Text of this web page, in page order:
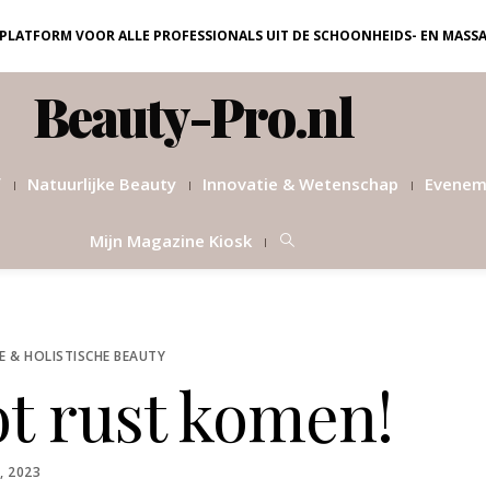
VOOR ALLE PROFESSIONALS UIT DE SCHOONHEIDS- EN
Beauty-Pro.nl
Natuurlijke Beauty Innovatie & Wetenschap
Mijn Magazine Kiosk
& HOLISTISCHE BEAUTY
rust komen!
2023